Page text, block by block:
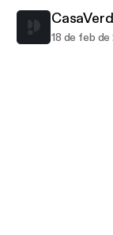
18 de feb de